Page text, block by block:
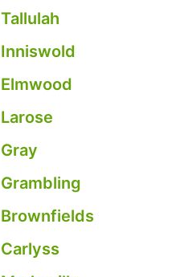
Tallulah
Inniswold
Elmwood
Larose
Gray
Grambling
Brownfields
Carlyss